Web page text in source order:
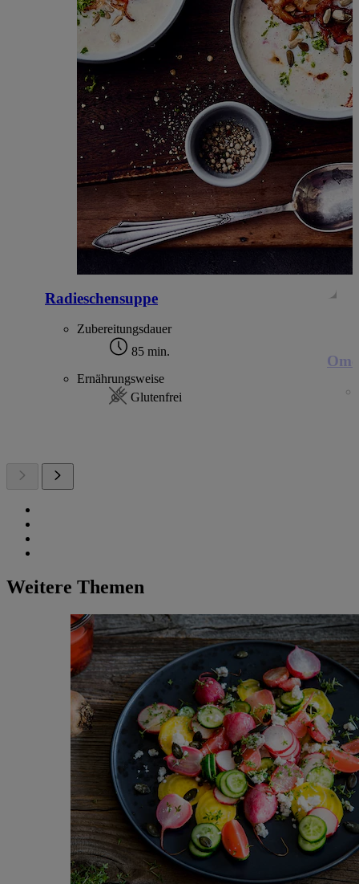
Radieschensuppe
Zubereitungsdauer
85 min.
Ernährungsweise
Glutenfrei
Weitere Themen